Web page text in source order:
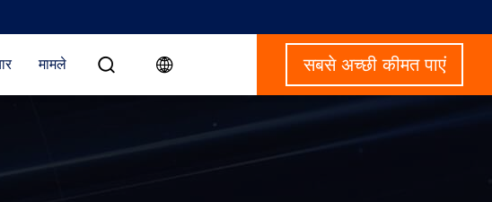
मामले सबसे अच्छी कीमत पाएं